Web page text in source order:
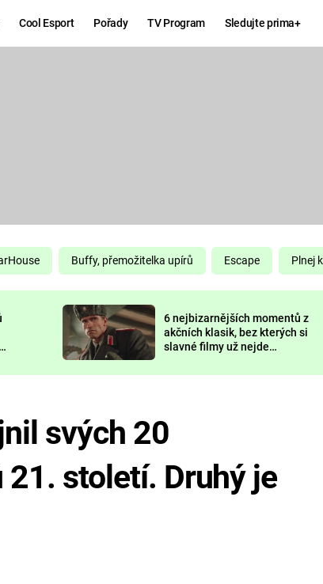
Cool Esport Pořady TV Program Sledujte prima+
DELIVERANCE
Buffy, přemožitelka upírů Escape Plnej
6 nejbizarnějších momentů z
akčních klasik, bez kterých si
slavné filmy už nejde
svých 20
století. Druhý je